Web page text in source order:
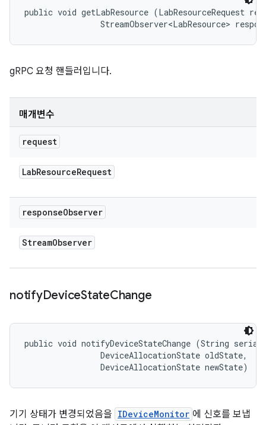
public void getLabResource (LabResourceRequest
StreamObserver<LabResource>
gRPC 요청 핸들러입니다.
매개변수
request
LabResourceRequest
responseObserver
StreamObserver
notifyDeviceStateChange
public void notifyDeviceStateChange (String
                DeviceAllocationState oldState,
                DeviceAllocationState newState)
기기 상태가 변경되었음을 IDeviceMonitor 에 신호를 보냅